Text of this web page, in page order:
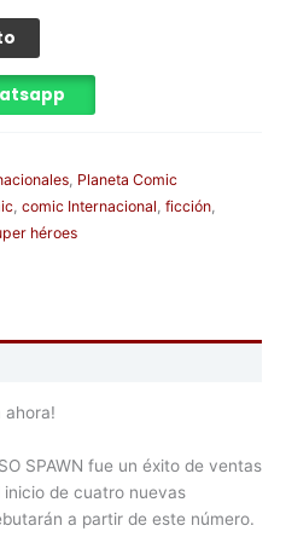
Planeta Comic
comic Internacional ficción
héroes
ahora!
SPAWN fue un éxito de ventas
de cuatro nuevas
a partir de este número.